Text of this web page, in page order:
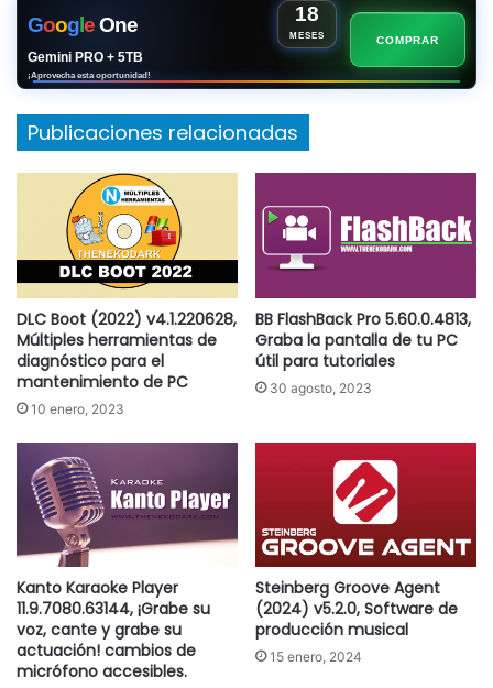
GoogleOne 18
MESES
Gemini PRO + 5TB
¡Aprovecha esta oportunidad!
COMPRAR
Publicaciones relacionadas
DLC Boot (2022) v4.1.220628,
Múltiples herramientas de
diagnóstico para el
mantenimiento de PC
10 enero, 2023
BB FlashBack Pro 5.60.0.4813,
Graba la pantalla de tu PC
útil para tutoriales
30 agosto, 2023
Kanto Karaoke Player
11.9.7080.63144, ¡Grabe su
voz, cante y grabe su
actuación! cambios de
micrófono accesibles.
Steinberg Groove Agent
(2024) v5.2.0, Software de
producción musical
15 enero, 2024